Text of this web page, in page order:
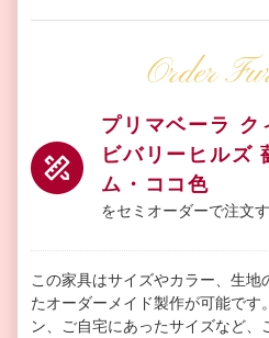
Order
プリマベーラ ク
ビバリーヒルズ
ム・ココ色
をセミオーダーで注文
この家具はサイズやカラー、生地
たオーダーメイド製作が可能です
ン、ご自宅にあったサイズなど、